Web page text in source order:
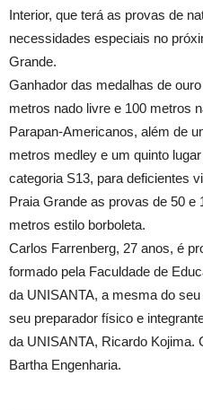
Interior, que terá as provas de
necessidades especiais no
Grande.
Ganhador das medalhas de
metros nado livre e 100 metros
Parapan-Americanos, além de
metros medley e um quinto
categoria S13, para deficientes
Praia Grande as provas de 50 e
metros estilo borboleta.
Carlos Farrenberg, 27 anos, é
formado pela Faculdade de
da UNISANTA, a mesma do
seu preparador físico e
da UNISANTA, Ricardo Kojima.
Bartha Engenharia.